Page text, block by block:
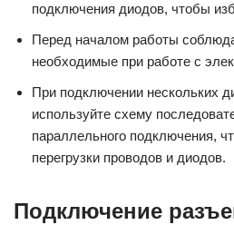
подключения диодов, чтобы
Перед началом работы
необходимые при работе с
При подключении нескольких
используйте схему
параллельного подключения,
перегрузки проводов и диодов.
Подключение